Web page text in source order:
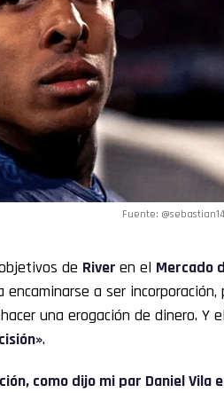
Fuente:
de River en el Mercado
a ser incorporación,
una erogación de dinero. Y
.
como dijo mi par Daniel Vila